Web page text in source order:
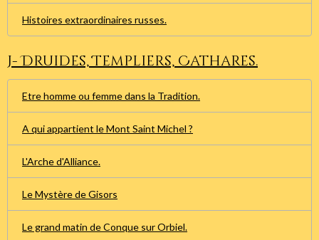
Histoires extraordinaires russes.
J- Druides, Templiers, Cathares.
Etre homme ou femme dans la Tradition.
A qui appartient le Mont Saint Michel ?
L'Arche d'Alliance.
Le Mystère de Gisors
Le grand matin de Conque sur Orbiel.